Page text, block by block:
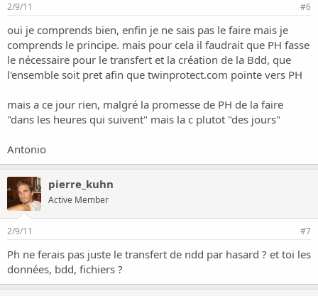
2/9/11 #6
oui je comprends bien, enfin je ne sais pas le faire mais je
comprends le principe. mais pour cela il faudrait que PH fasse
le nécessaire pour le transfert et la création de la Bdd, que
l'ensemble soit pret afin que twinprotect.com pointe vers PH
mais a ce jour rien, malgré la promesse de PH de la faire
"dans les heures qui suivent" mais la c plutot "des jours"
Antonio
pierre_kuhn
Active Member
2/9/11 #7
Ph ne ferais pas juste le transfert de ndd par hasard ? et toi les
données, bdd, fichiers ?